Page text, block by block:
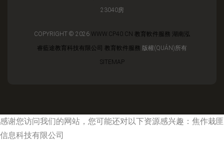
23040房
COPYRIGHT © 2026 WWW.CP40.CN 教育軟件服務 湖南泓
睿藍途教育科技有限公司 教育軟件服務 版權(QUÁN)所有
SITEMAP
感谢您访问我们的网站，您可能还对以下资源感兴趣：焦作栽匪
信息科技有限公司